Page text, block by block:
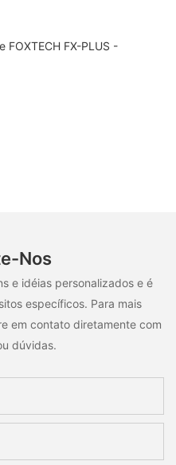
Nos
e idéias personalizados e é
específicos. Para mais
em contato diretamente com
dúvidas.